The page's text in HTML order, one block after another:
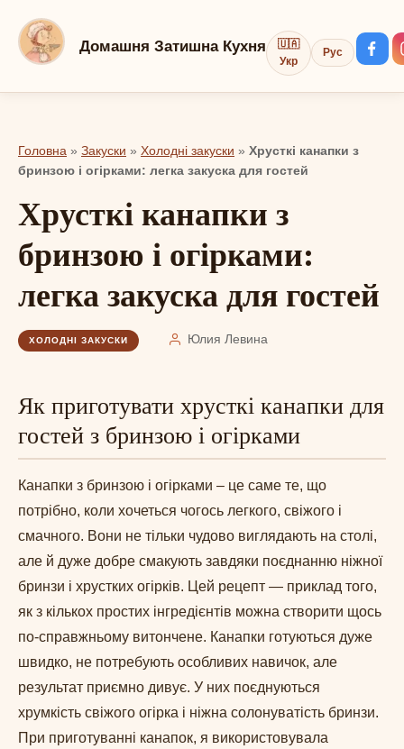
вмісту
Домашня Затишна Кухня
🇺🇦
Укр
Рус
Головна » Закуски » Холодні закуски » Хрусткі канапки з
бринзою і огірками: легка закуска для гостей
Хрусткі канапки з
бринзою і огірками:
легка закуска для гостей
ХОЛОДНІ ЗАКУСКИ Юлия Левина
Як приготувати хрусткі канапки для
гостей з бринзою і огірками
Канапки з бринзою і огірками – це саме те, що
потрібно, коли хочеться чогось легкого, свіжого і
смачного. Вони не тільки чудово виглядають на столі,
але й дуже добре смакують завдяки поєднанню ніжної
бринзи і хрустких огірків. Цей рецепт — приклад того,
як з кількох простих інгредієнтів можна створити щось
по-справжньому витончене. Канапки готуються дуже
швидко, не потребують особливих навичок, але
результат приємно дивує. У них поєднуються
хрумкість свіжого огірка і ніжна солонуватість бринзи.
При приготуванні канапок, я використовувала